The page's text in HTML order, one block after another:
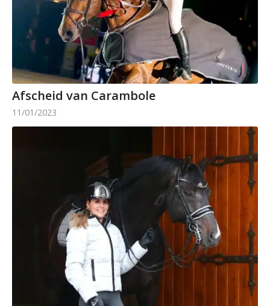
Afscheid van Carambole
11/01/2023